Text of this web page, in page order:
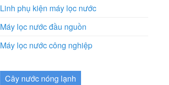
Linh phụ kiện máy lọc nước
Máy lọc nước đầu nguồn
Máy lọc nước công nghiệp
Cây nước nóng lạnh